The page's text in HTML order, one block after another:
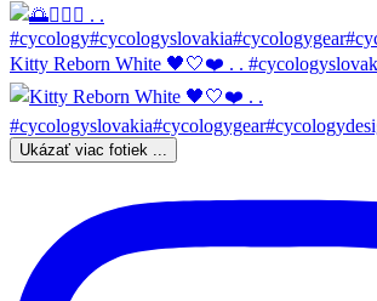
Kitty Reborn White 🖤🤍❤️ . .
Ukázať viac fotiek ...